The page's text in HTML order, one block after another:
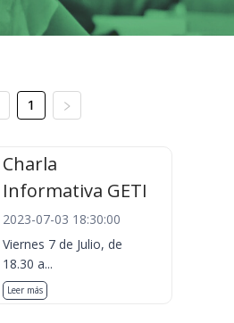
1
Charla
Informativa GETI
2023-07-03 18:30:00
Viernes 7 de Julio, de
18.30 a...
Leer más